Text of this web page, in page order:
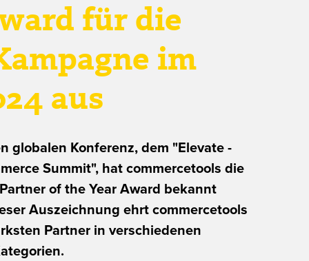
für die
im
aus
globalen Konferenz, dem "Elevate -
Summit", hat commercetools die
of the Year Award bekannt
Auszeichnung ehrt commercetools
Partner in verschiedenen